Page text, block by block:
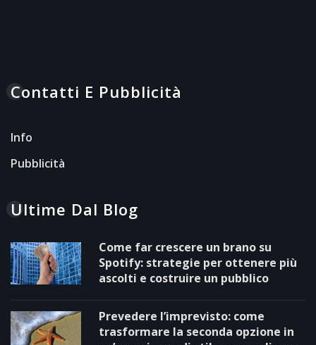
Contatti E Pubblicità
Info
Pubblicità
Ultime Dal Blog
Come far crescere un brano su
Spotify: strategie per ottenere più
ascolti e costruire un pubblico
Prevedere l’imprevisto: come
trasformare la seconda opzione in